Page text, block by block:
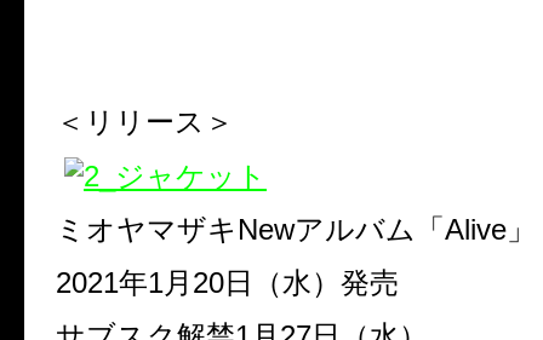
＜リリース＞
ミオヤマザキ Newアルバム「 Alive 」
2021年1月 20日（水）発売